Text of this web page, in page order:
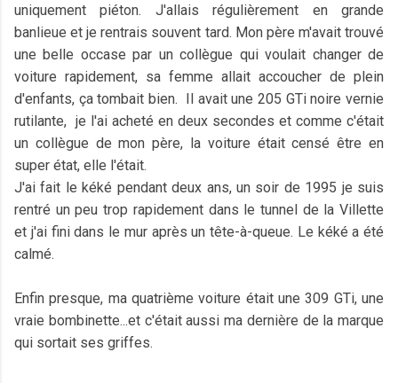
uniquement piéton. J'allais régulièrement en grande
banlieue et je rentrais souvent tard. Mon père m'avait trouvé
une belle occase par un collègue qui voulait changer de
voiture rapidement, sa femme allait accoucher de plein
d'enfants, ça tombait bien. Il avait une 205 GTi noire vernie
rutilante, je l'ai acheté en deux secondes et comme c'était
un collègue de mon père, la voiture était censé être en
super état, elle l'était.
J'ai fait le kéké pendant deux ans, un soir de 1995 je suis
rentré un peu trop rapidement dans le tunnel de la Villette
et j'ai fini dans le mur après un tête-à-queue. Le kéké a été
calmé.
Enfin presque, ma quatrième voiture était une 309 GTi, une
vraie bombinette...et c'était aussi ma dernière de la marque
qui sortait ses griffes.